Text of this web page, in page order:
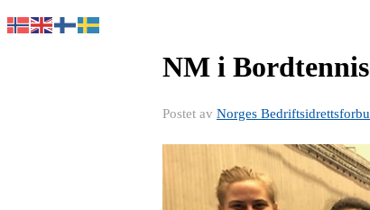
NM i
Postet av Norges